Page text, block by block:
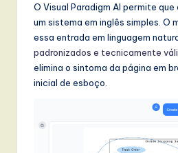
O Visual Paradigm AI permite
um sistema em inglês simples. O
essa entrada em linguagem
padronizados e tecnicamente
elimina o sintoma da página em
inicial de esboço.